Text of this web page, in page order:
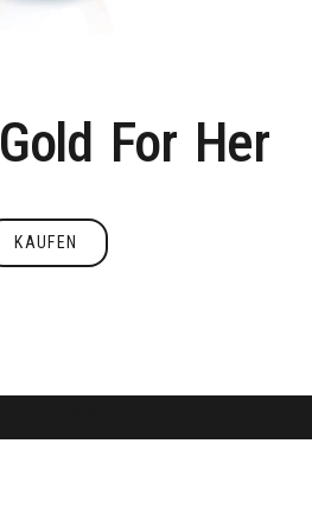
Gold For Her
Kaufen
KAUFEN